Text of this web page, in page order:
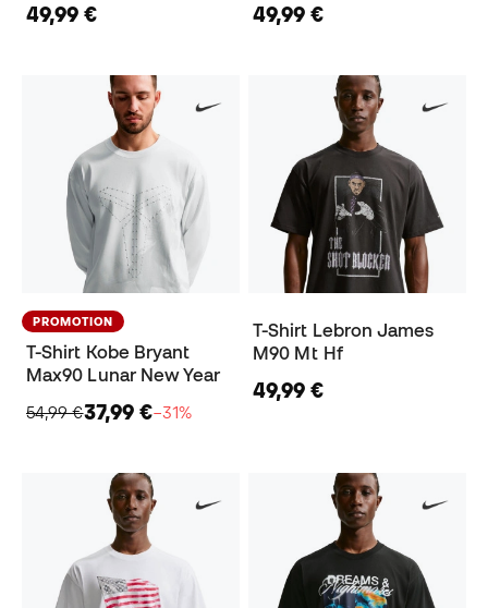
49,99 € 49,99 €
PROMOTION
T-Shirt Kobe Bryant
Max90 Lunar New Year
54,99 €37,99 €−31%
T-Shirt Lebron James
M90 Mt Hf
49,99 €